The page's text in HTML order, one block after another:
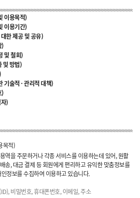
이용목적)
이용기간)
한 제공 및 공유)
)
및 철회)
및 방법)
기술적 · 관리적 대책)
)
)
목적)
역을 주문하거나 각종 서비스를 이용하는데 있어, 원활
송, 대금 결제 등 회원에게 편리하고 유익한 맞춤정보를
정보를 수집하여 이용하고 있습니다.
비밀번호, 휴대폰번호, 이메일, 주소